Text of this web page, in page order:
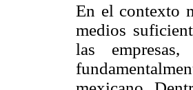
En el contexto
medios
las